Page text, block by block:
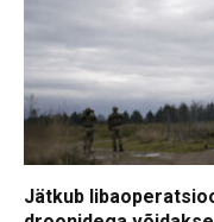
Jätkub